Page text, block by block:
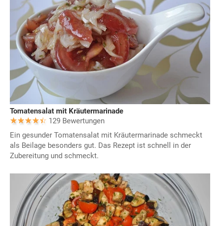
Tomatensalat mit Kräutermarinade
129 Bewertungen
Ein gesunder Tomatensalat mit Kräutermarinade schmeckt
als Beilage besonders gut. Das Rezept ist schnell in der
Zubereitung und schmeckt.